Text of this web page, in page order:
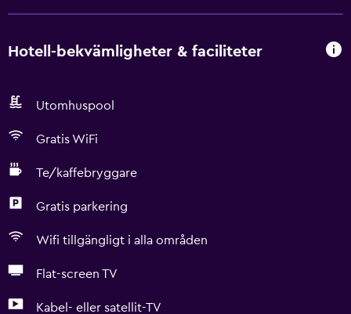
Hotell-bekvämligheter & faciliteter
Utomhuspool
Gratis WiFi
Te/kaffebryggare
Gratis parkering
Wifi tillgängligt i alla områden
Flat-screen TV
Kabel- eller satellit-TV